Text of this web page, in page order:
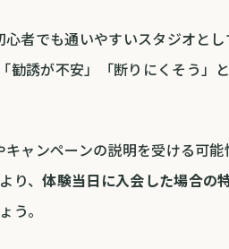
者でも通いやすいスタジオと
勧誘が不安」「断りにくそう」
ャンペーンの説明を受ける可能
り、体験当日に入会した場合の
う。